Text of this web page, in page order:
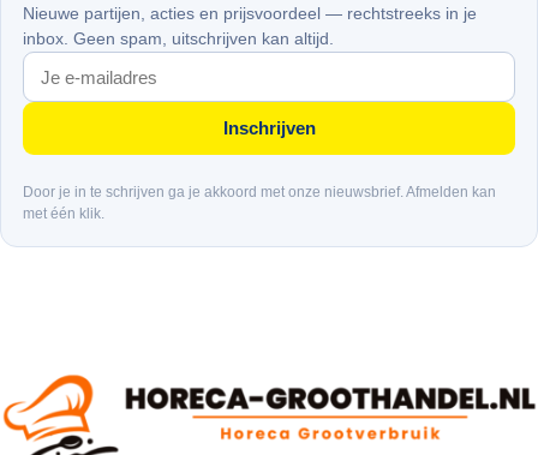
Nieuwe partijen, acties en prijsvoordeel — rechtstreeks in je
inbox. Geen spam, uitschrijven kan altijd.
Inschrijven
Door je in te schrijven ga je akkoord met onze nieuwsbrief. Afmelden kan
met één klik.